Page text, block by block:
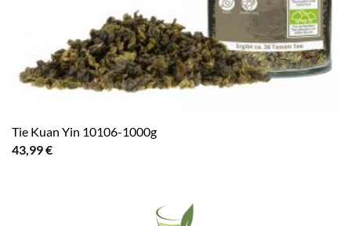
Tie Kuan Yin 10106-1000g
43,99€